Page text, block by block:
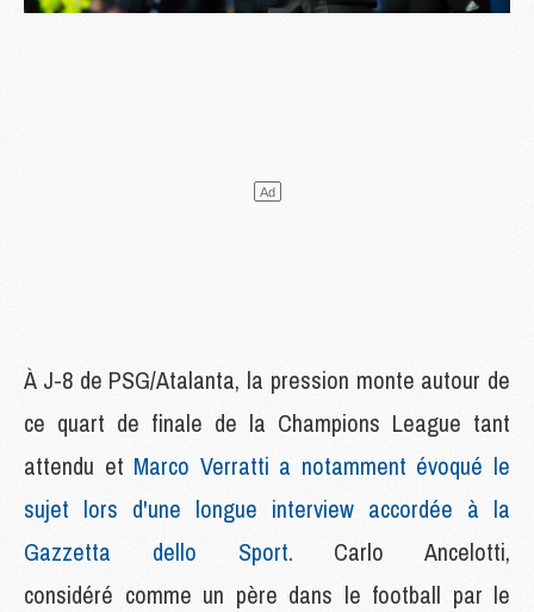
À J-8 de PSG/Atalanta, la pression monte autour de
ce quart de finale de la Champions League tant
attendu et Marco Verratti a notamment évoqué le
sujet lors d'une longue interview accordée à la
Gazzetta dello Sport. Carlo Ancelotti,
considéré comme un père dans le football par le